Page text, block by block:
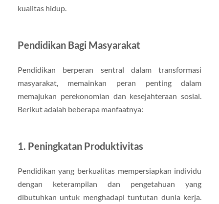
kualitas hidup.
Pendidikan Bagi Masyarakat
Pendidikan berperan sentral dalam transformasi
masyarakat, memainkan peran penting dalam
memajukan perekonomian dan kesejahteraan sosial.
Berikut adalah beberapa manfaatnya:
1. Peningkatan Produktivitas
Pendidikan yang berkualitas mempersiapkan individu
dengan keterampilan dan pengetahuan yang
dibutuhkan untuk menghadapi tuntutan dunia kerja.